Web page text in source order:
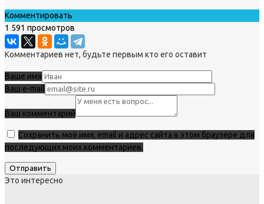
Комментировать
1 591 просмотров
Комментариев нет, будьте первым кто его оставит
Ваше имя
Ваш e-mail
Ваш комментарий
Сохранить моё имя, email и адрес сайта в этом браузере для
последующих моих комментариев.
Это интересно